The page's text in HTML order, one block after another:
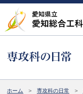
ホーム 専攻科の日常